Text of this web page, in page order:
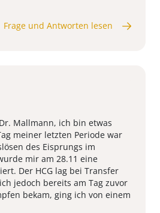
Frage und Antworten lesen
Mallmann, ich bin etwas
meiner letzten Periode war
des Eisprungs im
mir am 28.11 eine
Der HCG lag bei Transfer
jedoch bereits am Tag zuvor
bekam, ging ich von einem